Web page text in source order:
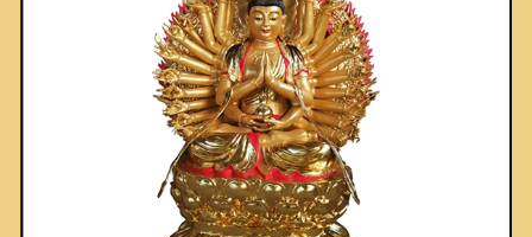
常识问答
新闻资讯
荣誉资质
泥塑鉴赏